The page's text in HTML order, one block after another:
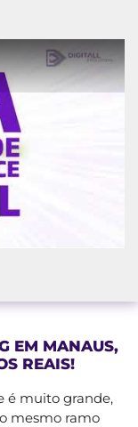
Marketing em
EM MANAUS,
REAIS!
é muito grande,
mesmo ramo